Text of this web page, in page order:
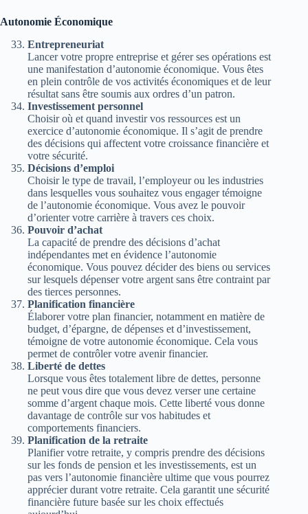
Autonomie Économique
Entrepreneuriat
Lancer votre propre entreprise et gérer ses opérations est
une manifestation d’autonomie économique. Vous êtes
en plein contrôle de vos activités économiques et de leur
résultat sans être soumis aux ordres d’un patron.
Investissement personnel
Choisir où et quand investir vos ressources est un
exercice d’autonomie économique. Il s’agit de prendre
des décisions qui affectent votre croissance financière et
votre sécurité.
Décisions d’emploi
Choisir le type de travail, l’employeur ou les industries
dans lesquelles vous souhaitez vous engager témoigne
de l’autonomie économique. Vous avez le pouvoir
d’orienter votre carrière à travers ces choix.
Pouvoir d’achat
La capacité de prendre des décisions d’achat
indépendantes met en évidence l’autonomie
économique. Vous pouvez décider des biens ou services
sur lesquels dépenser votre argent sans être contraint par
des tierces personnes.
Planification financière
Élaborer votre plan financier, notamment en matière de
budget, d’épargne, de dépenses et d’investissement,
témoigne de votre autonomie économique. Cela vous
permet de contrôler votre avenir financier.
Liberté de dettes
Lorsque vous êtes totalement libre de dettes, personne
ne peut vous dire que vous devez verser une certaine
somme d’argent chaque mois. Cette liberté vous donne
davantage de contrôle sur vos habitudes et
comportements financiers.
Planification de la retraite
Planifier votre retraite, y compris prendre des décisions
sur les fonds de pension et les investissements, est un
pas vers l’autonomie financière ultime que vous pourrez
apprécier durant votre retraite. Cela garantit une sécurité
financière future basée sur les choix effectués